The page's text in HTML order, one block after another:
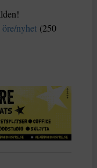
öre/nyhet (250